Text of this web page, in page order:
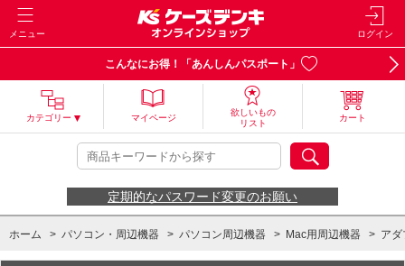
メニュー ログイン
こんなにお得！「あんしんパスポート」
カテゴリー マイページ
欲しいもの
リスト
カート
定期的なパスワード変更のお願い
ホーム > パソコン・周辺機器 > パソコン周辺機器 > Mac用周辺機器 > ア